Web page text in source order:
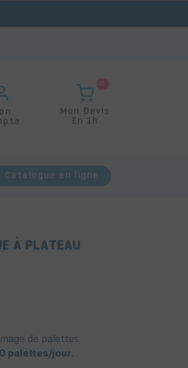
0
Mon Devis
En 1h
Catalogue en ligne
À PLATEAU
de palettes
palettes/jour.